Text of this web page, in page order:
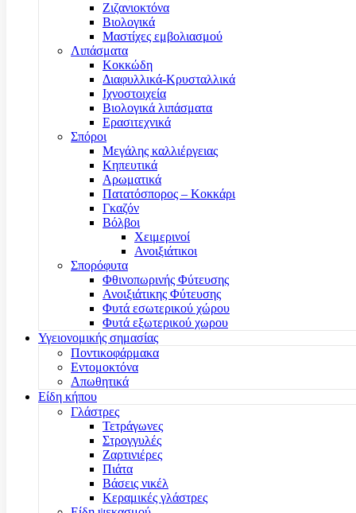
Ζιζανιοκτόνα
Βιολογικά
Μαστίχες εμβολιασμού
Λιπάσματα
Κοκκώδη
Διαφυλλικά-Κρυσταλλικά
Ιχνοστοιχεία
Βιολογικά λιπάσματα
Ερασιτεχνικά
Σπόροι
Μεγάλης καλλιέργειας
Κηπευτικά
Αρωματικά
Πατατόσπορος – Κοκκάρι
Γκαζόν
Βόλβοι
Χειμερινοί
Ανοιξιάτικοι
Σπορόφυτα
Φθινοπωρινής Φύτευσης
Ανοιξιάτικης Φύτευσης
Φυτά εσωτερικού χώρου
Φυτά εξωτερικού χωρου
Υγειονομικής σημασίας
Ποντικοφάρμακα
Εντομοκτόνα
Απωθητικά
Είδη κήπου
Γλάστρες
Τετράγωνες
Στρογγυλές
Ζαρτινιέρες
Πιάτα
Βάσεις νικέλ
Κεραμικές γλάστρες